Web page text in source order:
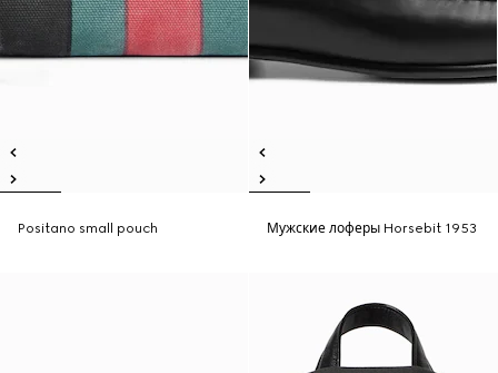
Positano small pouch Мужские лоферы Horsebit 1953